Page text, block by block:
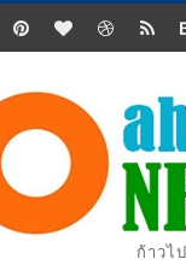
ก้าวไ